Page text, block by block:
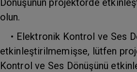
Dönüşünün projektörde
olun.
• Elektronik Kontrol ve Ses
etkinleştirilmemişse, lütfen
Kontrol ve Ses Dönüşünü